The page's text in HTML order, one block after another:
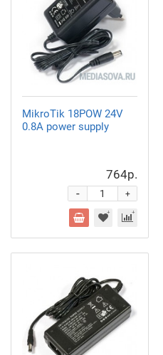
MikroTik 18POW 24V
0.8A power supply
764р.
+
-